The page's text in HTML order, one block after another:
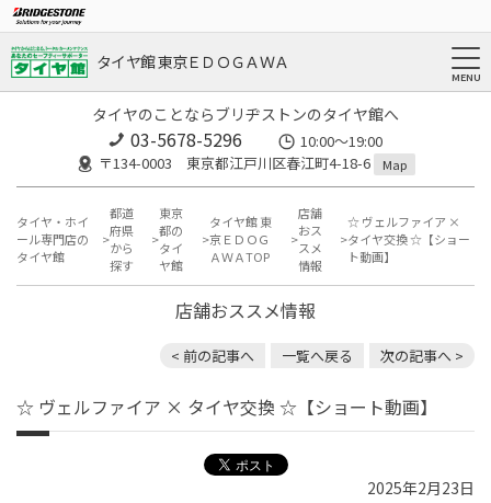
タイヤ館 東京ＥＤＯＧＡＷＡ
タイヤのことならブリヂストンのタイヤ館へ
03-5678-5296
10:00～19:00
〒134-0003 東京都江戸川区春江町4-18-6
Map
タイヤ・ホイ
ール専門店の
タイヤ館
都道
府県
から
探す
東京
都の
タイ
ヤ館
タイヤ館 東
京ＥＤＯＧ
ＡＷＡTOP
店舗
おス
スメ
情報
☆ ヴェルファイア ×
タイヤ交換 ☆【ショー
ト動画】
店舗おススメ情報
< 前の記事へ 一覧へ戻る 次の記事へ >
☆ ヴェルファイア × タイヤ交換 ☆【ショート動画】
2025年2月23日